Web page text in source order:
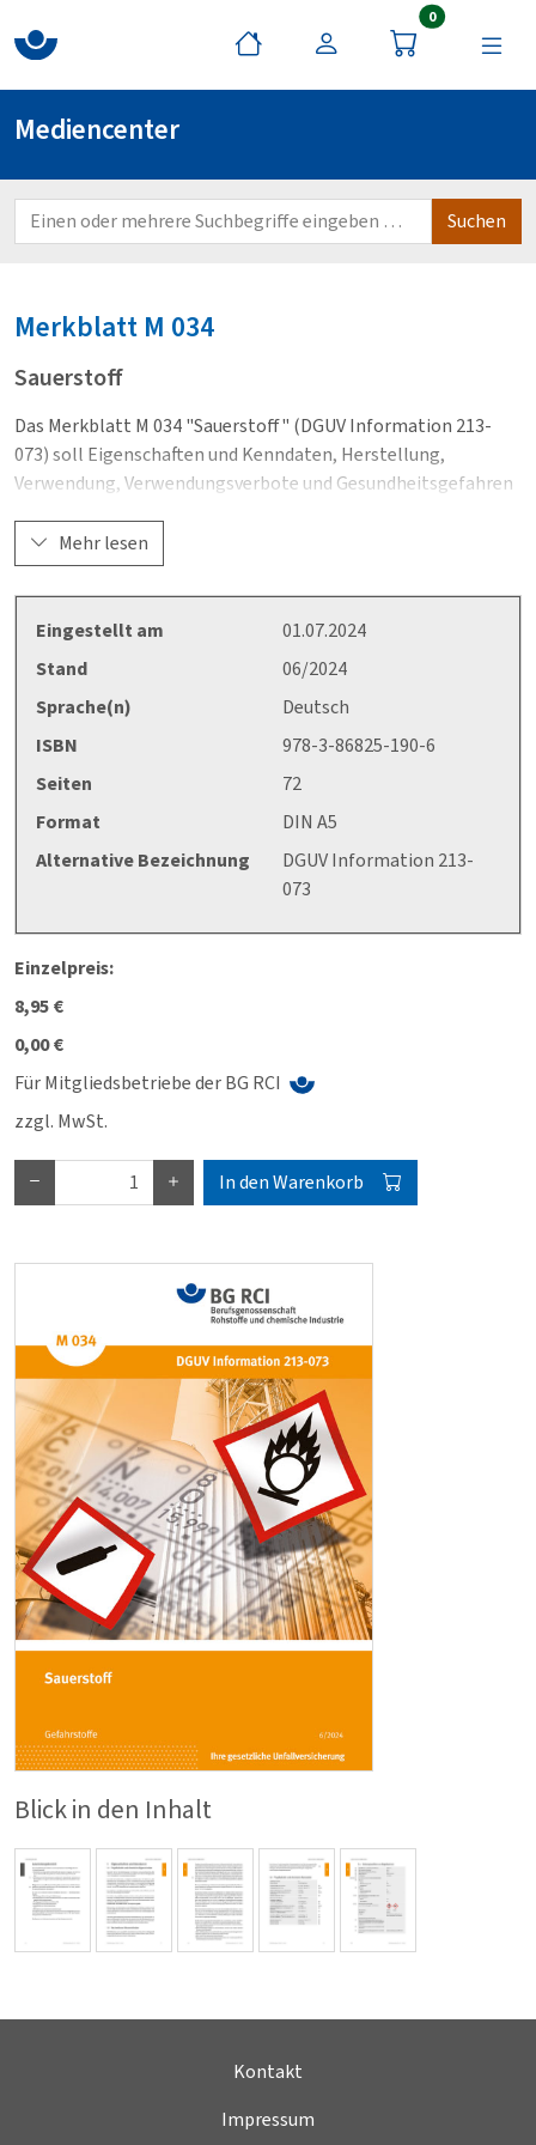
0Artikel im
Mediencenter
Blick in den Inhalt
Merkblatt M 034
Sauerstoff
Das Merkblatt M 034 "Sauerstoff" (DGUV Information 213-
073) soll Eigenschaften und Kenndaten, Herstellung,
Verwendung, Verwendungsverbote und Gesundheitsgefahren
mit Sauerstoff die Gefährdungsbeurteilung durchgeführt wird
und welche technischen, organisatorischen und persönlichen
Schutzmaßnahmen gewählt werden. Außerdem sollen im
Anhang fortgeschriebene Inhalte der ehemaligen
Werkstoffanforderungen, Verdichtern und Abschirmungen
konserviert.
Mehr lesen
Eingestellt am
01.07.2024
Stand
06/2024
Sprache(n)
Deutsch
ISBN
978-3-86825-190-6
Seiten
72
Format
DIN A5
Alternative Bezeichnung
DGUV Information 213-
073
Einzelpreis:
8,95 €
0,00 €
Für Mitgliedsbetriebe der BG RCI
zzgl. MwSt.
In den Warenkorb
Kontakt
Impressum